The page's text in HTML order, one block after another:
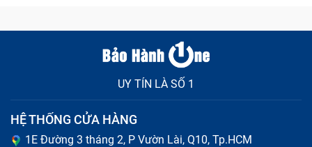
UY TÍN LÀ SỐ 1
HỆ THỐNG CỬA HÀNG
1E Đường 3 tháng 2, P Vườn Lài, Q10, Tp.HCM